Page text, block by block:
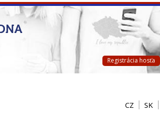
Registrácia hosťa
CZ SK